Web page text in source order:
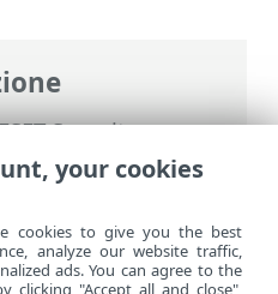
Security
avanzata>
aggiornamento
di rollback
your cookies
cookies to give you the best
analyze our website traffic,
ads. You can agree to the
clicking "Accept all and close",